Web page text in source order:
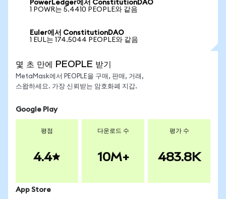
PowerLedger에서 ConstitutionDAO
1 POWR는 5.4410 PEOPLE와 같음
Euler에서 ConstitutionDAO
1 EUL는 174.5044 PEOPLE와 같음
몇 초 만에 PEOPLE 받기
MetaMask에서 PEOPLE을 구매, 판매, 거래,
스왑하세요. 가장 신뢰받는 암호화폐 지갑.
Google Play
평점
4.4
다운로드 수
10M+
평가 수
483.8K
App Store